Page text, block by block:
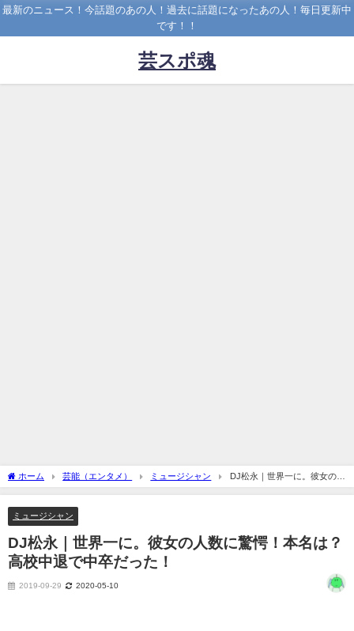
最新のニュース！今話題のあの人！過去に話題になったあの人！毎日更新中
です！！
芸スポ魂
ホーム 芸能（エンタメ） ミュージシャン
DJ松永｜世界一に。彼女の人
数に驚愕！本名は？高校中退で中卒だった！
ミュージシャン
DJ松永｜世界一に。彼女の人数に驚愕！本名は？
高校中退で中卒だった！
2019-09-29 2020-05-10